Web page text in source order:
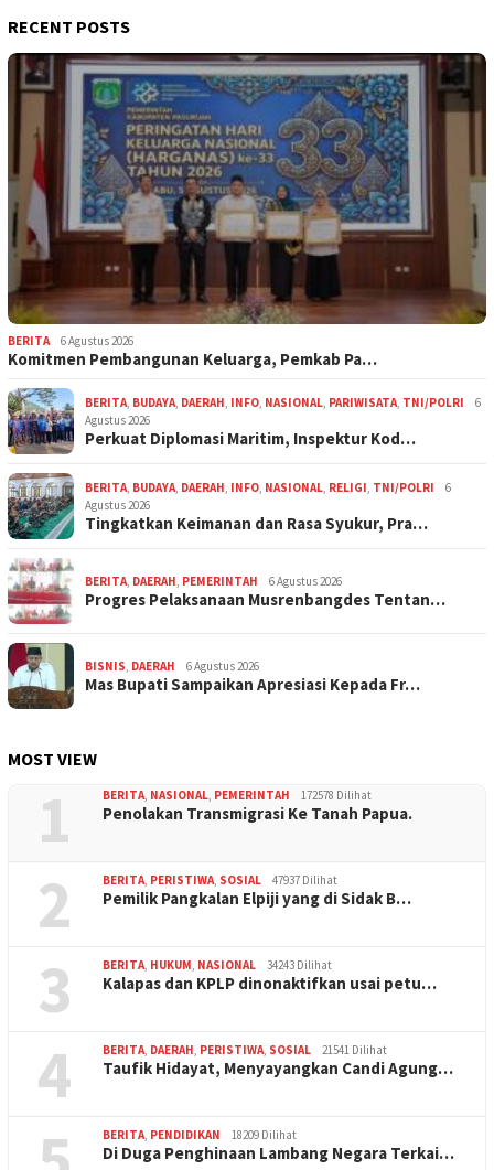
RECENT POSTS
BERITA 6 Agustus 2026
Komitmen Pembangunan Keluarga, Pemkab Pa…
BERITA BUDAYA DAERAH INFO NASIONAL PARIWISATA TNI/POLRI
6
Agustus 2026
Perkuat Diplomasi Maritim, Inspektur Kod…
BERITA BUDAYA DAERAH INFO NASIONAL RELIGI TNI/POLRI
6
Agustus 2026
Tingkatkan Keimanan dan Rasa Syukur, Pra…
BERITA DAERAH PEMERINTAH 6 Agustus 2026
Progres Pelaksanaan Musrenbangdes Tentan…
BISNIS DAERAH 6 Agustus 2026
Mas Bupati Sampaikan Apresiasi Kepada Fr…
MOST VIEW
1 BERITA NASIONAL PEMERINTAH 172578 Dilihat
Penolakan Transmigrasi Ke Tanah Papua.
2 BERITA PERISTIWA SOSIAL 47937 Dilihat
Pemilik Pangkalan Elpiji yang di Sidak B…
3 BERITA HUKUM NASIONAL 34243 Dilihat
Kalapas dan KPLP dinonaktifkan usai petu…
4 BERITA DAERAH PERISTIWA SOSIAL 21541 Dilihat
Taufik Hidayat, Menyayangkan Candi Agung…
BERITA PENDIDIKAN 18209 Dilihat
Di Duga Penghinaan Lambang Negara Terkai…